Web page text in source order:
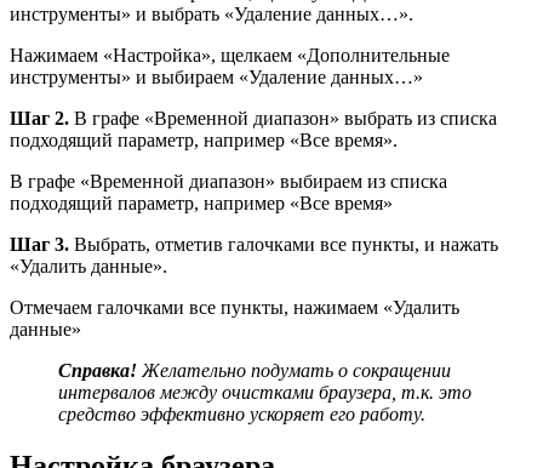
инструменты» и выбрать «Удаление данных…».
Нажимаем «Настройка», щелкаем «Дополнительные
инструменты» и выбираем «Удаление данных…»
Шаг 2. В графе «Временной диапазон» выбрать из списка
подходящий параметр, например «Все время».
В графе «Временной диапазон» выбираем из списка
подходящий параметр, например «Все время»
Шаг 3. Выбрать, отметив галочками все пункты, и нажать
«Удалить данные».
Отмечаем галочками все пункты, нажимаем «Удалить
данные»
Справка! Желательно подумать о сокращении
интервалов между очистками браузера, т.к. это
средство эффективно ускоряет его работу.